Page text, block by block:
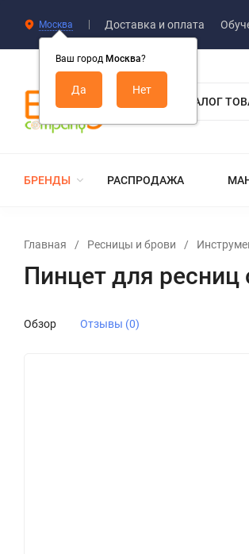
Москва
Ваш город Москва?
Доставка и оплата
КАТАЛОГ
БРЕНДЫ РАСПРОДАЖА
Главная / Ресницы и брови /
Пинцет для ресниц
Обзор Отзывы (0)